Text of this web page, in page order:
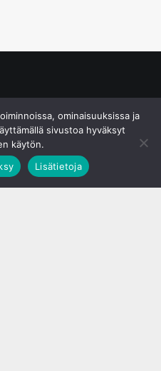
ominaisuuksissa ja
sivustoa hyväksyt
käytön.
Lisätietoja